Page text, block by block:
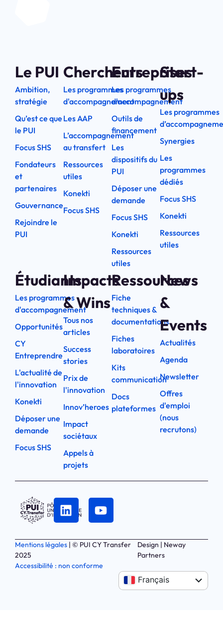
Le PUI
Ambition,
stratégie
Qu’est ce que
le PUI
Focus SHS
Fondateurs
et
partenaires
Gouvernance
Rejoindre le
PUI
Chercheurs
Les programmes
d'accompagnement
Les AAP
L’accompagnement
au transfert
Ressources
utiles
Konekti
Focus SHS
Entreprises
Les programmes
d'accompagnement
Outils de
financement
Les
dispositifs du
PUI
Déposer une
demande
Focus SHS
Konekti
Ressources
utiles
Start-
ups
Les programmes
Synergies
Les
programmes
dédiés
Focus SHS
Konekti
Ressources
utiles
Étudiants
Les programmes
d'accompagnement
Opportunités
CY
Entreprendre
L'actualité de
l'innovation
Konekti
Déposer une
demande
Focus SHS
Impacts
& Wins
Tous nos
articles
Success
stories
Prix de
l'innovation
Innov’heroes
Impact
sociétaux
Appels à
projets
Ressources
Fiche
techniques &
documentations
Fiches
laboratoires
Kits
communication
Docs
plateformes
News
&
Events
Actualités
Agenda
Newsletter
Offres
d'emploi
(nous
recrutons)
Mentions légales | © PUI CY Transfer
2025
Accessibilité : non conforme
Design | Neway
Partners
Anglais
Français